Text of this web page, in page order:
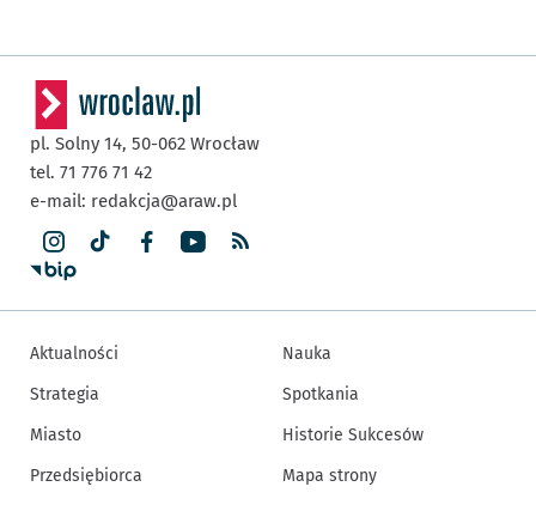
pl. Solny 14, 50-062 Wrocław
tel. 71 776 71 42
e-mail: redakcja@araw.pl
Aktualności
Strategia
Miasto
Przedsiębiorca
Nauka
Spotkania
Historie Sukcesów
Mapa strony